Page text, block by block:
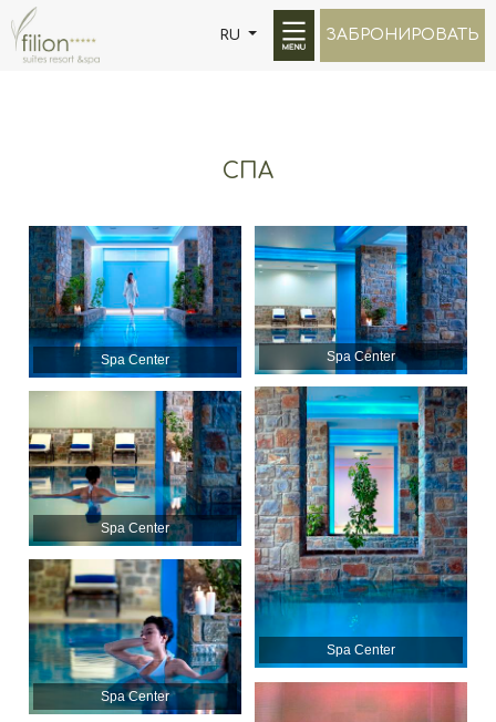
RU ЗАБРОНИРОВАТЬ
СПА
Spa Center Spa Center
Spa Center
Spa Center
Spa Center